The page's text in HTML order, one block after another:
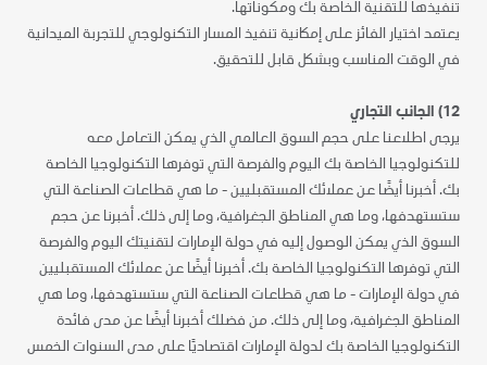
تنفيذها للتقنية الخاصة بك ومكوناتها.
يعتمد اختيار الفائز على إمكانية تنفيذ المسار التكنولوجي للتجربة الميدانية
في الوقت المناسب وبشكل قابل للتحقيق.
12) الجانب التجاري
يرجى اطلاعنا على حجم السوق العالمي الذي يمكن التعامل معه
للتكنولوجيا الخاصة بك اليوم والفرصة التي توفرها التكنولوجيا الخاصة
بك. أخبرنا أيضًا عن عملائك المستقبليين - ما هي قطاعات الصناعة التي
ستستهدفها، وما هي المناطق الجغرافية، وما إلى ذلك. أخبرنا عن حجم
السوق الذي يمكن الوصول إليه في دولة الإمارات لتقنيتك اليوم والفرصة
التي توفرها التكنولوجيا الخاصة بك. أخبرنا أيضًا عن عملائك المستقبليين
في دولة الإمارات - ما هي قطاعات الصناعة التي ستستهدفها، وما هي
المناطق الجغرافية، وما إلى ذلك. من فضلك أخبرنا أيضًا عن مدى فائدة
التكنولوجيا الخاصة بك لدولة الإمارات اقتصاديًا على مدى السنوات الخمس